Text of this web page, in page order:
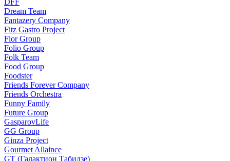
Dream Team
Fantazery Company
Fitz Gastro Project
Flor Group
Folio Group
Folk Team
Food Group
Foodster
Friends Forever Company
Friends Orchestra
Funny Family
Future Group
GasparovLife
GG Group
Ginza Project
Gourmet Allaince
GT (Галактион Табидзе)